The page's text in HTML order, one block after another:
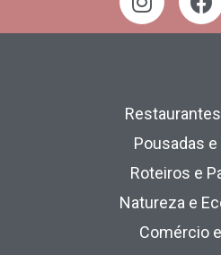
Pousadas
Roteiros e
Natureza e
Comércio